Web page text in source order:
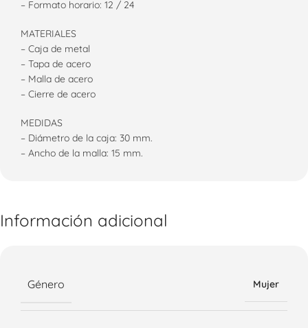
– Formato horario: 12 / 24
MATERIALES
– Caja de metal
– Tapa de acero
– Malla de acero
– Cierre de acero
MEDIDAS
– Diámetro de la caja: 30 mm.
– Ancho de la malla: 15 mm.
Información adicional
Género Mujer